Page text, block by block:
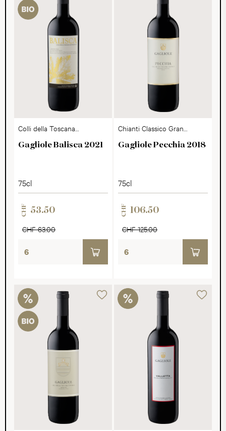
Colli della Toscana
Centrale IGT
Gagliole Balisca 2021
75cl
CHF 53.50
CHF 63.00
Chianti Classico Gran
Selezione DOCG
Gagliole Pecchia 2018
75cl
CHF 106.50
CHF 125.00